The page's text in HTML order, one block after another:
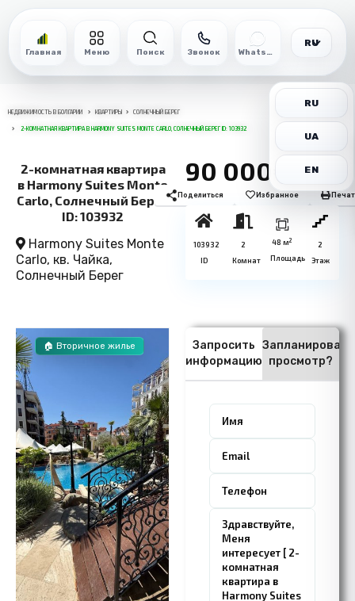
Главная Меню Поиск Звонок WhatsApp
RU
RU
UA
EN
НЕДВИЖИМОСТЬ В БОЛГАРИИ КВАРТИРЫ СОЛНЕЧНЫЙ БЕРЕГ
2-КОМНАТНАЯ КВАРТИРА В HARMONY SUITES MONTE CARLO, СОЛНЕЧНЫЙ БЕРЕГ ID: 103932
2-комнатная квартира
в Harmony Suites Monte
Carlo, Солнечный Берег
ID: 103932
Harmony Suites Monte
Carlo, кв. Чайка,
Солнечный Берег
90 000€
Поделиться Избранное
103932
ID
2
Комнат
48 м2
Площадь
2
Этаж
🏠 Вторичное жилье
Запросить
информацию
Запланировать
просмотр?